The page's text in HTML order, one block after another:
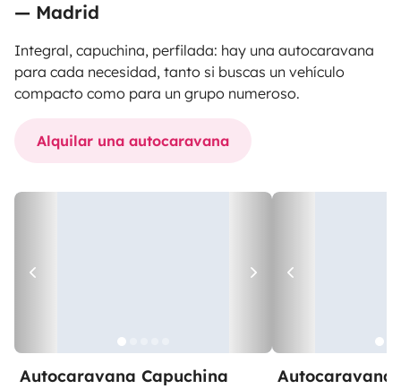
— Madrid
Integral, capuchina, perfilada: hay una autocaravana
para cada necesidad, tanto si buscas un vehículo
compacto como para un grupo numeroso.
Alquilar una autocaravana
Autocaravana Capuchina Autocaravana